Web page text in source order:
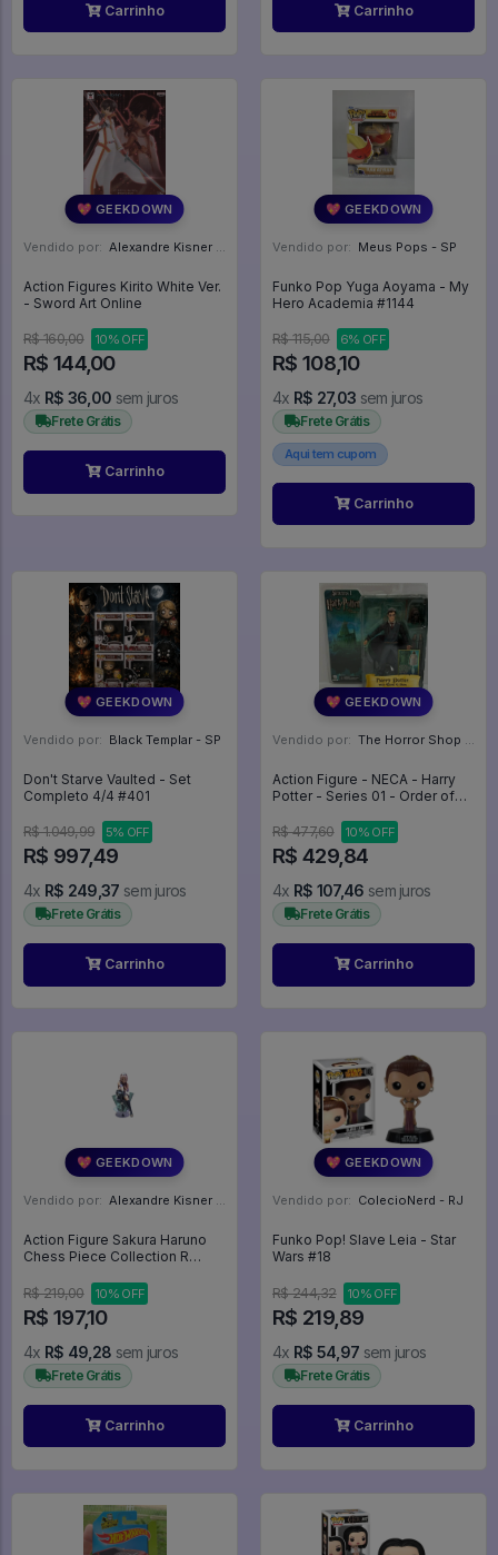
Carrinho Carrinho
💖 GEEKDOWN
Vendido por: Alexandre Kisner - PR
Action Figures Kirito White Ver.
- Sword Art Online
R$ 160,00 10% OFF
R$ 144,00
4x R$ 36,00 sem juros
Frete Grátis
Carrinho
💖 GEEKDOWN
Vendido por: Meus Pops - SP
Funko Pop Yuga Aoyama - My
Hero Academia #1144
R$ 115,00 6% OFF
R$ 108,10
4x R$ 27,03 sem juros
Frete Grátis
Aqui tem cupom
Carrinho
💖 GEEKDOWN
Vendido por: Black Templar - SP
Don't Starve Vaulted - Set
Completo 4/4 #401
R$ 1.049,99 5% OFF
R$ 997,49
4x R$ 249,37 sem juros
Frete Grátis
Carrinho
💖 GEEKDOWN
Vendido por: The Horror Shop - Colecionáveis - MG
Action Figure - NECA - Harry
Potter - Series 01 - Order of
wand & base - Harry Potter
R$ 477,60 10% OFF
R$ 429,84
4x R$ 107,46 sem juros
Frete Grátis
Carrinho
💖 GEEKDOWN
Vendido por: Alexandre Kisner - PR
Action Figure Sakura Haruno
Chess Piece Collection R
- Naruto Shippuden
R$ 219,00 10% OFF
R$ 197,10
4x R$ 49,28 sem juros
Frete Grátis
Carrinho
💖 GEEKDOWN
Vendido por: ColecioNerd - RJ
Funko Pop! Slave Leia - Star
Wars #18
R$ 244,32 10% OFF
R$ 219,89
4x R$ 54,97 sem juros
Frete Grátis
Carrinho